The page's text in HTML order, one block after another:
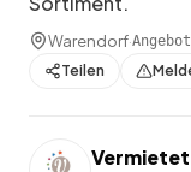
Warendorf·
Teilen